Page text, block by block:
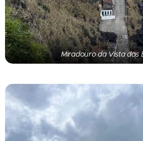
Miradouro da Vista dos